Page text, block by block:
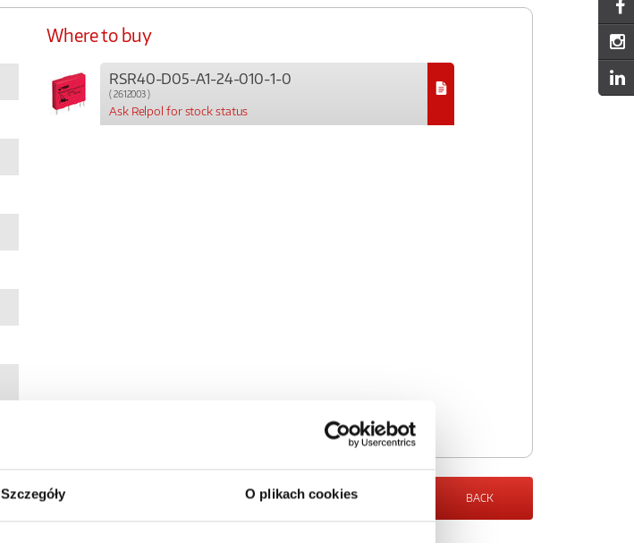
Szczegóły O plikach cookies
Where to buy
RSR40-D05-A1-24-010-1-0
( 2612003 )
Ask Relpol for stock status
BACK